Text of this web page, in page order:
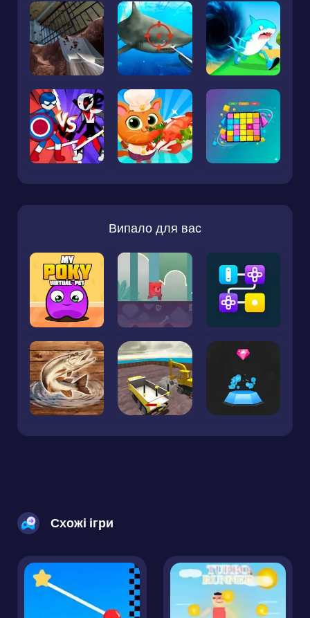
Випало для вас
Схожі ігри